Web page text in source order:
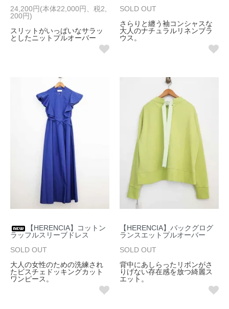
24,200円(本体22,000円、税2,
200円)
スリットがいっぱいなサラッ
としたニットプルオーバー
SOLD OUT
さらりと纏う袖コンシャスな
大人のナチュラルリネンブラ
ウス。
【HERENCIA】コットン
ラッフルスリーブドレス
SOLD OUT
大人の女性のための洗練され
たビスチェドッキングカット
ワンピース。
【HERENCIA】バックグログ
ランスエットプルオーバー
SOLD OUT
背中にあしらったリボンがさ
りげない存在感を放つ綺麗ス
エット。